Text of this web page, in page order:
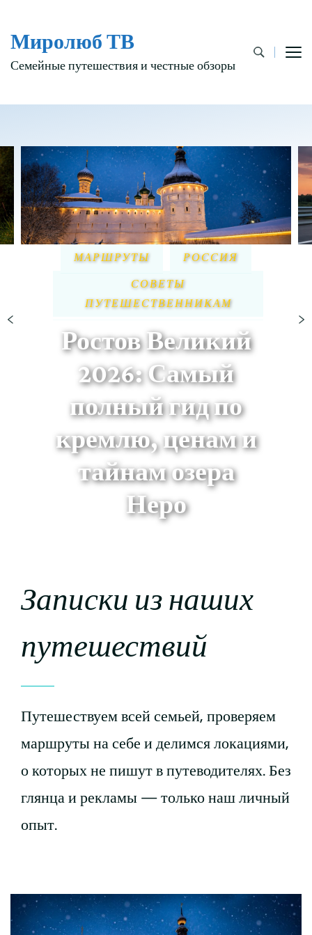
Миролюб ТВ
Семейные путешествия и честные обзоры
МАРШРУТЫ РОССИЯ
СОВЕТЫ
ПУТЕШЕСТВЕННИКАМ
Ростов Великий
2026: Самый
полный гид по
кремлю, ценам и
тайнам озера
Неро
Записки из наших
путешествий
Путешествуем всей семьей, проверяем
маршруты на себе и делимся локациями,
о которых не пишут в путеводителях. Без
глянца и рекламы — только наш личный
опыт.